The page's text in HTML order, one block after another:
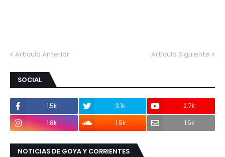
Artículo Anterior Artículo Siguiente
SOCIAL
1.5k 3.1k
2.7k
1.8k
1.5k 1.5k
NOTICIAS DE GOYA Y CORRIENTES